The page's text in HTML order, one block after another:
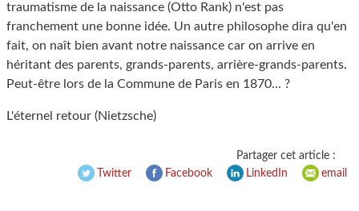
traumatisme de la naissance (Otto Rank) n'est pas
franchement une bonne idée. Un autre philosophe dira qu'en
fait, on naît bien avant notre naissance car on arrive en
héritant des parents, grands-parents, arrière-grands-parents.
Peut-être lors de la Commune de Paris en 1870... ?
L'éternel retour (Nietzsche)
Partager cet article :
Twitter
Facebook LinkedIn email